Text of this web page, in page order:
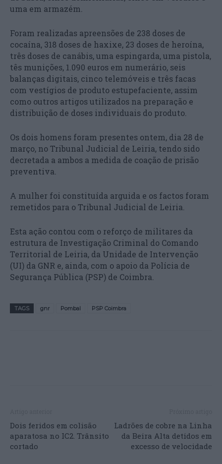
uma em armazém.
Foram realizadas apreensões de 238 doses de
cocaína, 318 doses de haxixe, 23 doses de heroína,
três doses de canábis, uma espingarda, uma pistola,
tês munições, 1.090 euros em numerário, seis
balanças digitais, cinco telemóveis e três facas
com vestígios de produto estupefaciente, assim
como outros artigos utilizados na preparação e
distribuição de doses individuais do produto.
Os dois homens foram presentes ontem, dia 28 de
março, no Tribunal Judicial de Leiria, tendo sido
decretada a ambos a medida de coação de prisão
preventiva.
A mulher foi constituída arguida e os factos foram
remetidos para o Tribunal Judicial de Leiria.
Esta ação contou com o reforço de militares da
estrutura de Investigação Criminal do Comando
Territorial de Leiria, da Unidade de Intervenção
(UI) da GNR e, ainda, com o apoio da Polícia de
Segurança Pública (PSP) de Coimbra.
TAGS gnr Pombal PSP Coimbra
Dois feridos em colisão
aparatosa no IC2. Trânsito
cortado
Ladrões de cobre na Linha
da Beira Alta detidos em
excesso de velocidade